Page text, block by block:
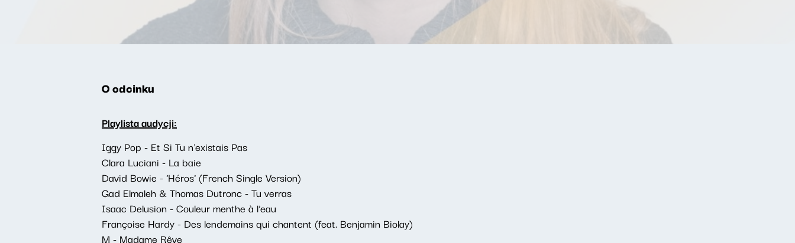
O odcinku
Playlista audycji:
Iggy Pop - Et Si Tu n'existais Pas
Clara Luciani - La baie
David Bowie - 'Héros' (French Single Version)
Gad Elmaleh & Thomas Dutronc - Tu verras
Isaac Delusion - Couleur menthe à l'eau
Françoise Hardy - Des lendemains qui chantent (feat. Benjamin Biolay)
M - Madame Rêve